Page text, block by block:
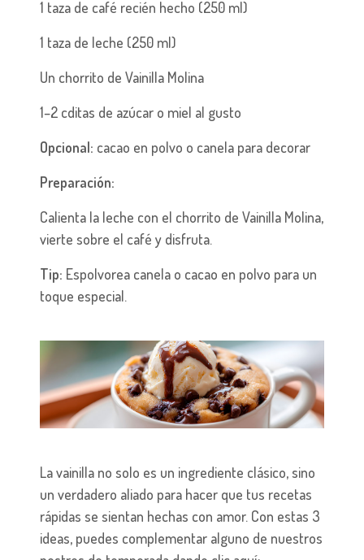
1 taza de café recién hecho (250 ml)
1 taza de leche (250 ml)
Un chorrito de Vainilla Molina
1–2 cditas de azúcar o miel al gusto
Opcional: cacao en polvo o canela para decorar
Preparación:
Calienta la leche con el chorrito de Vainilla Molina,
vierte sobre el café y disfruta.
Tip: Espolvorea canela o cacao en polvo para un
toque especial.
La vainilla no solo es un ingrediente clásico, sino
un verdadero aliado para hacer que tus recetas
rápidas se sientan hechas con amor. Con estas 3
ideas, puedes complementar alguno de nuestros